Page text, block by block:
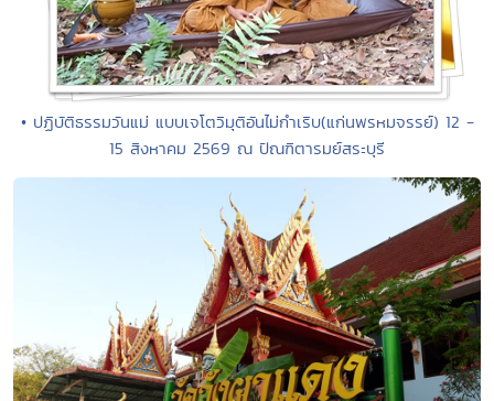
• ปฏิบัติธรรมวันแม่ แบบเจโตวิมุติอันไม่กำเริบ(แก่นพรหมจรรย์) 12 -
15 สิงหาคม 2569 ณ ปัณฑิตารมย์สระบุรี